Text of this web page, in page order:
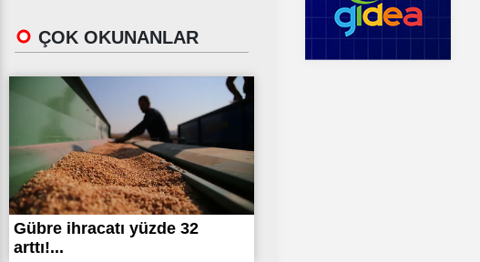
ÇOK OKUNANLAR
Gübre ihracatı yüzde 32
arttı!...